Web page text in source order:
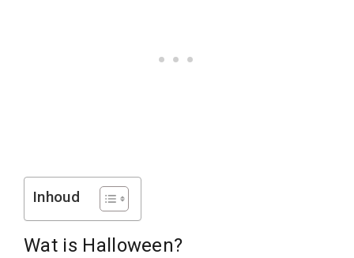
Inhoud
Wat is Halloween?